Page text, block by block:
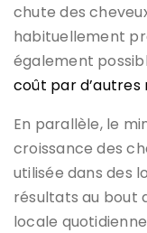
chute des
habituellement
également
coût par d’autres
En parallèle, le
croissance des
utilisée dans des
résultats au bout
locale